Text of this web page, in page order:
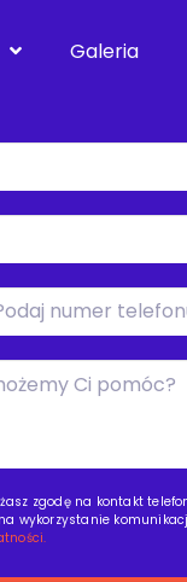
Galeria
zgodę na kontakt
wykorzystanie